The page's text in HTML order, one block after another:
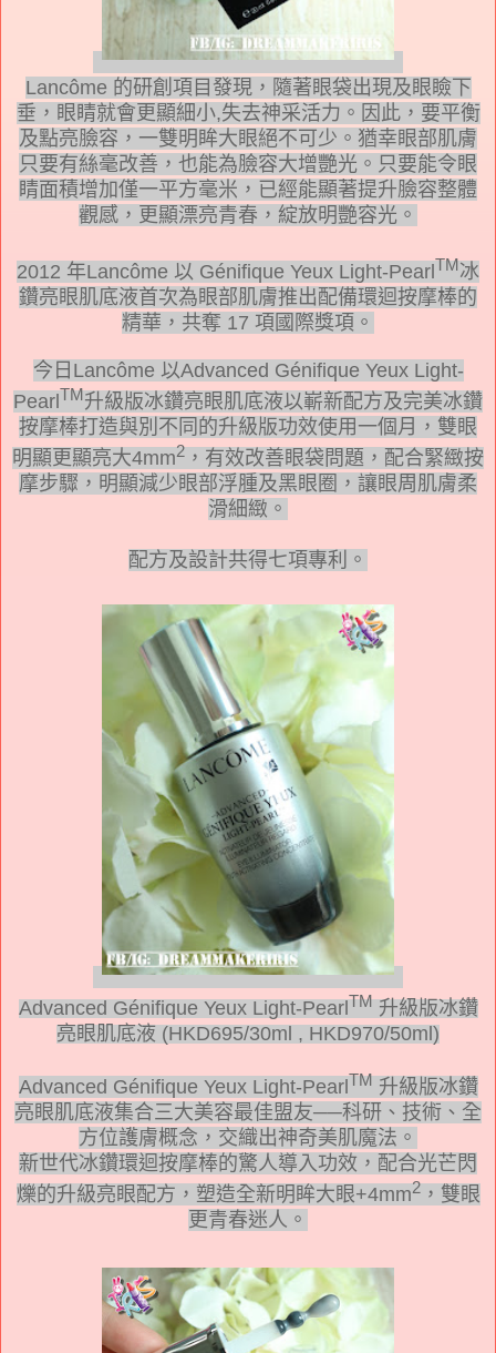
Lancôme 的研創項目發現，隨著眼袋出現及眼瞼下
垂，眼睛就會更顯細小,失去神采活力。因此，要平衡
及點亮臉容，一雙明眸大眼絕不可少。猶幸眼部肌膚
只要有絲毫改善，也能為臉容大增艷光。只要能令眼
睛面積增加僅一平方毫米，已經能顯著提升臉容整體
觀感，更顯漂亮青春，綻放明艷容光。
2012 年Lancôme 以 Génifique Yeux Light-PearlTM冰
鑽亮眼肌底液首次為眼部肌膚推出配備環迴按摩棒的
精華，共奪 17 項國際獎項。
今日 Lancôme 以Advanced Génifique Yeux Light-
PearlTM升級版冰鑽亮眼肌底液以嶄新配方及完美冰鑽
按摩棒打造與別不同的升級版功效使用一個月，雙眼
明顯更顯亮大4mm2 ，有效改善眼袋問題，配合緊緻按
摩步驟，明顯減少眼部浮腫及黑眼圈，讓眼周肌膚柔
滑細緻。
配方及設計共得七項專利。
Advanced Génifique Yeux Light-PearlTM 升級版冰鑽
亮眼肌底液 (HKD695/30ml , HKD970/50ml)
Advanced Génifique Yeux Light-PearlTM 升級版冰鑽
亮眼肌底液集合三大美容最佳盟友──科研、技術、全
方位護膚概念，交織出神奇美肌魔法。
新世代冰鑽環迴按摩棒的驚人導入功效，配合光芒閃
爍的升級亮眼配方，塑造全新明眸大眼+4mm2，雙眼
更青春迷人。